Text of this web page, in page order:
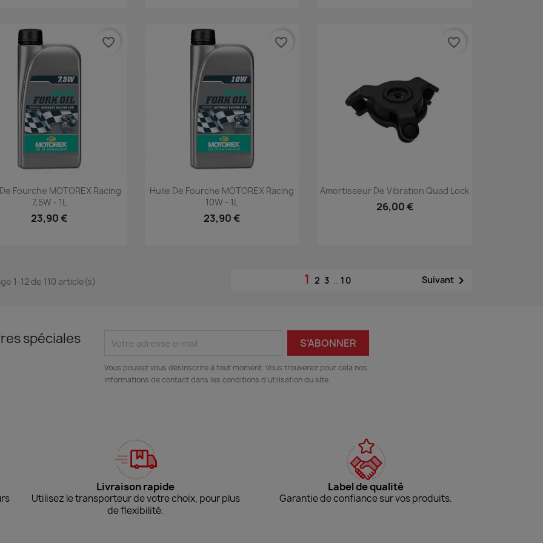
Aperçu rapide
Fourche MOTOREX Racing
7,5W - 1L
23,90 €
favorite_border
Aperçu rapide
Huile De Fourche MOTOREX Racing
10W - 1L
23,90 €
favorite_border
Aperçu rapide
Amortisseur De Vibration Quad Lock
26,00 €
favorite_border
1-12 de 110 article(s) 12 3 … 10 Suivant
spéciales
Vous pouvez vous désinscrire à tout moment. Vous trouverez pour cela nos
informations de contact dans les conditions d'utilisation du site.
Livraison rapide
Utilisez le transporteur de votre choix, pour plus
de flexibilité.
Label de qualité
Garantie de confiance sur vos produits.